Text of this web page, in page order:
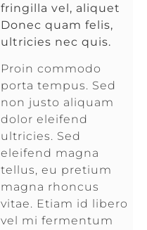
fringilla vel, aliquet
Donec quam felis,
ultricies nec quis.
Proin commodo
porta tempus. Sed
non justo aliquam
dolor eleifend
ultricies. Sed
eleifend magna
tellus, eu pretium
magna rhoncus
vitae. Etiam id libero
vel mi fermentum